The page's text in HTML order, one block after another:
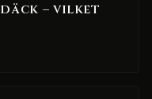
– vilket